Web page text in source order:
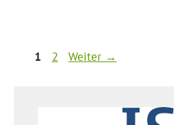
Seite
1 Seite
2 Weiter →